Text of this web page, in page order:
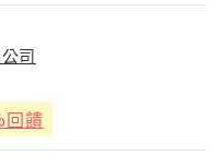
司
回饋